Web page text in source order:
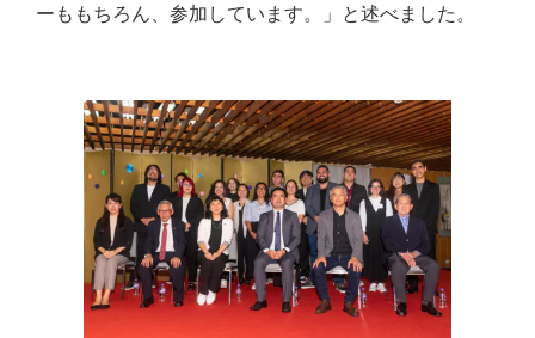
ーももちろん、参加しています。」と述べました。